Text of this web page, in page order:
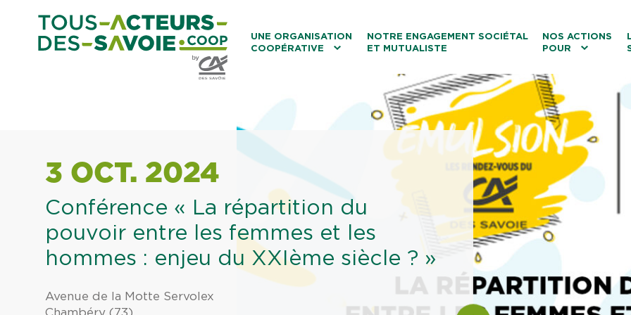
UNE ORGANISATION
COOPÉRATIVE
NOTRE ENGAGEMENT SOCIÉTAL
ET MUTUALISTE
NOS ACTIONS
POUR
Le tourisme
Les transitions
La biodiversité
Les associations
3 OCT. 2024
Conférence « La répartition du
pouvoir entre les femmes et les
hommes : enjeu du XXIème siècle ? »
Avenue de la Motte Servolex
Chambéry (73)